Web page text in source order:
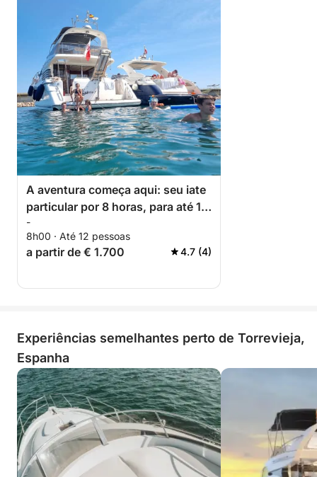
A aventura começa aqui: seu iate
particular por 8 horas, para até 12
pessoas, partindo da Marina
Salinas em Torrevieja.
-
8h00 · Até 12 pessoas
a partir de € 1.700 4.7 (4)
Experiências semelhantes perto de Torrevieja,
Espanha